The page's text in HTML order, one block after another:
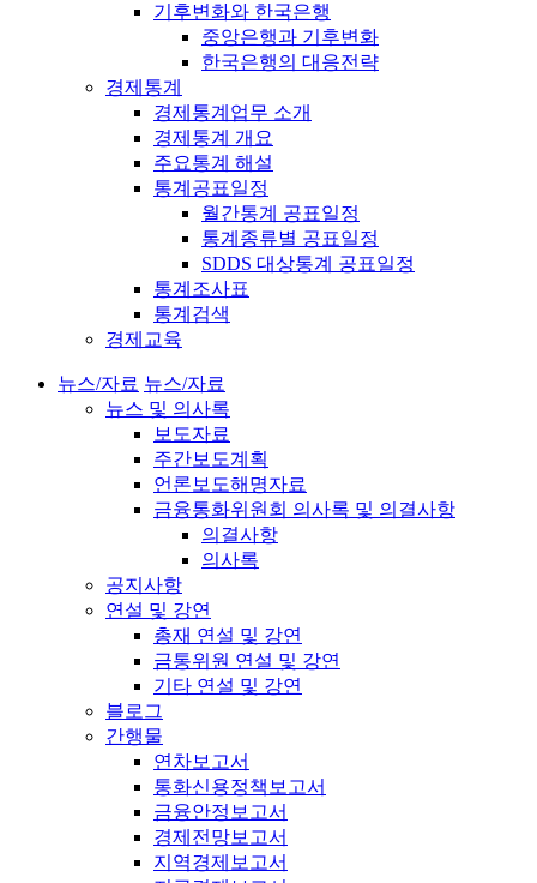
기후변화와 한국은행
중앙은행과 기후변화
한국은행의 대응전략
경제통계
경제통계업무 소개
경제통계 개요
주요통계 해설
통계공표일정
월간통계 공표일정
통계종류별 공표일정
SDDS 대상통계 공표일정
통계조사표
통계검색
경제교육
뉴스/자료 뉴스/자료
뉴스 및 의사록
보도자료
주간보도계획
언론보도해명자료
금융통화위원회 의사록 및 의결사항
의결사항
의사록
공지사항
연설 및 강연
총재 연설 및 강연
금통위원 연설 및 강연
기타 연설 및 강연
블로그
간행물
연차보고서
통화신용정책보고서
금융안정보고서
경제전망보고서
지역경제보고서